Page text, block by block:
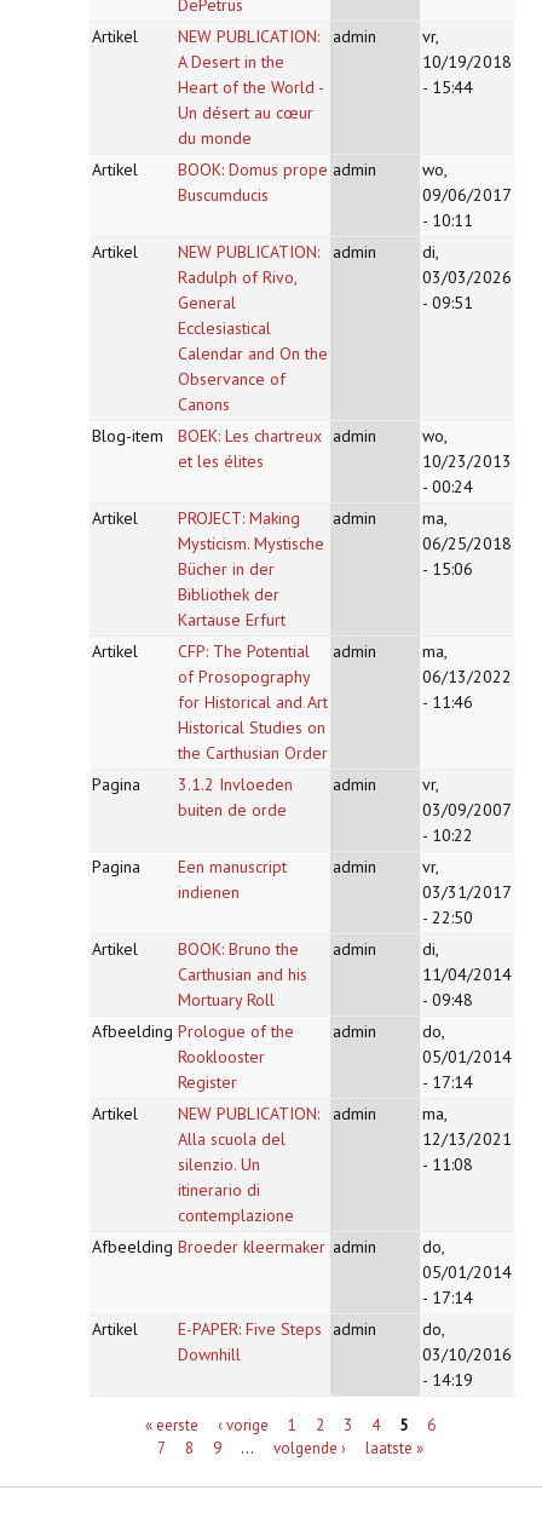
DePetrus
Artikel
NEW PUBLICATION:
A Desert in the
Heart of the World -
Un désert au cœur
du monde
admin
vr,
10/19/2018
- 15:44
Artikel
BOOK: Domus prope
Buscumducis
admin
wo,
09/06/2017
- 10:11
Artikel
NEW PUBLICATION:
Radulph of Rivo,
General
Ecclesiastical
Calendar and On the
Observance of
Canons
admin
di,
03/03/2026
- 09:51
Blog-item
BOEK: Les chartreux
et les élites
admin
wo,
10/23/2013
- 00:24
Artikel
PROJECT: Making
Mysticism. Mystische
Bücher in der
Bibliothek der
Kartause Erfurt
admin
ma,
06/25/2018
- 15:06
Artikel
CFP: The Potential
of Prosopography
for Historical and Art
Historical Studies on
the Carthusian Order
admin
ma,
06/13/2022
- 11:46
Pagina
3.1.2 Invloeden
buiten de orde
admin
vr,
03/09/2007
- 10:22
Pagina
Een manuscript
indienen
admin
vr,
03/31/2017
- 22:50
Artikel
BOOK: Bruno the
Carthusian and his
Mortuary Roll
admin
di,
11/04/2014
- 09:48
Afbeelding Prologue of the
Rooklooster
Register
admin
do,
05/01/2014
- 17:14
Artikel
NEW PUBLICATION:
Alla scuola del
silenzio. Un
itinerario di
contemplazione
admin
ma,
12/13/2021
- 11:08
Afbeelding Broeder kleermaker admin
do,
05/01/2014
- 17:14
Artikel
E-PAPER: Five Steps
Downhill
admin
do,
03/10/2016
- 14:19
Pagina's« eerste ‹ vorige 1 2 3 4 5
6
7
8 9 … volgende › laatste »